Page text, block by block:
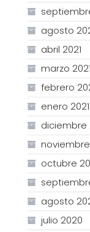
agosto
abril 2021
marzo 2021
febrero
enero 2021
diciembre
octubre
agosto
julio 2020